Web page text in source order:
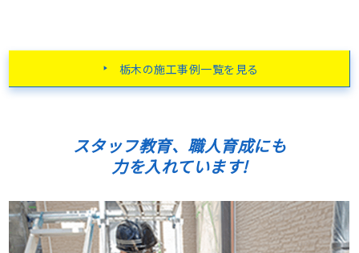
栃木の施工事例一覧を見る
スタッフ教育、職人育成にも
力を入れています!